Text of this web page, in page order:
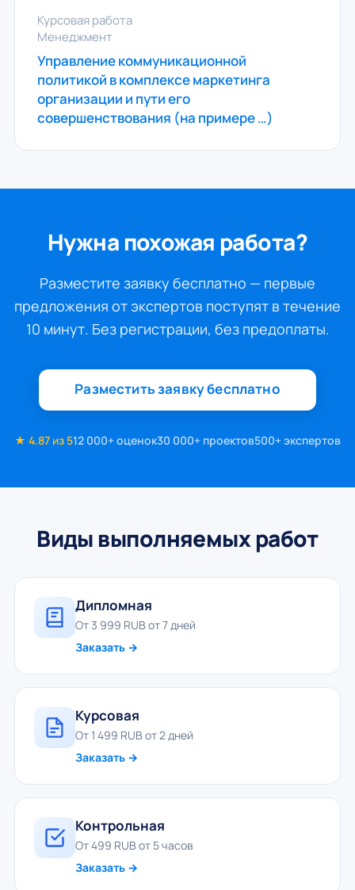
Курсовая работа
Менеджмент
Управление коммуникационной
политикой в комплексе маркетинга
организации и пути его
совершенствования (на примере …)
Нужна похожая работа?
Разместите заявку бесплатно — первые
предложения от экспертов поступят в течение
10 минут. Без регистрации, без предоплаты.
Разместить заявку бесплатно
★ 4.87 из 512 000+ оценок30 000+ проектов500+ экспертов
Виды выполняемых работ
Дипломная
От 3 999 RUB от 7 дней
Заказать →
Курсовая
От 1 499 RUB от 2 дней
Заказать →
Контрольная
От 499 RUB от 5 часов
Заказать →